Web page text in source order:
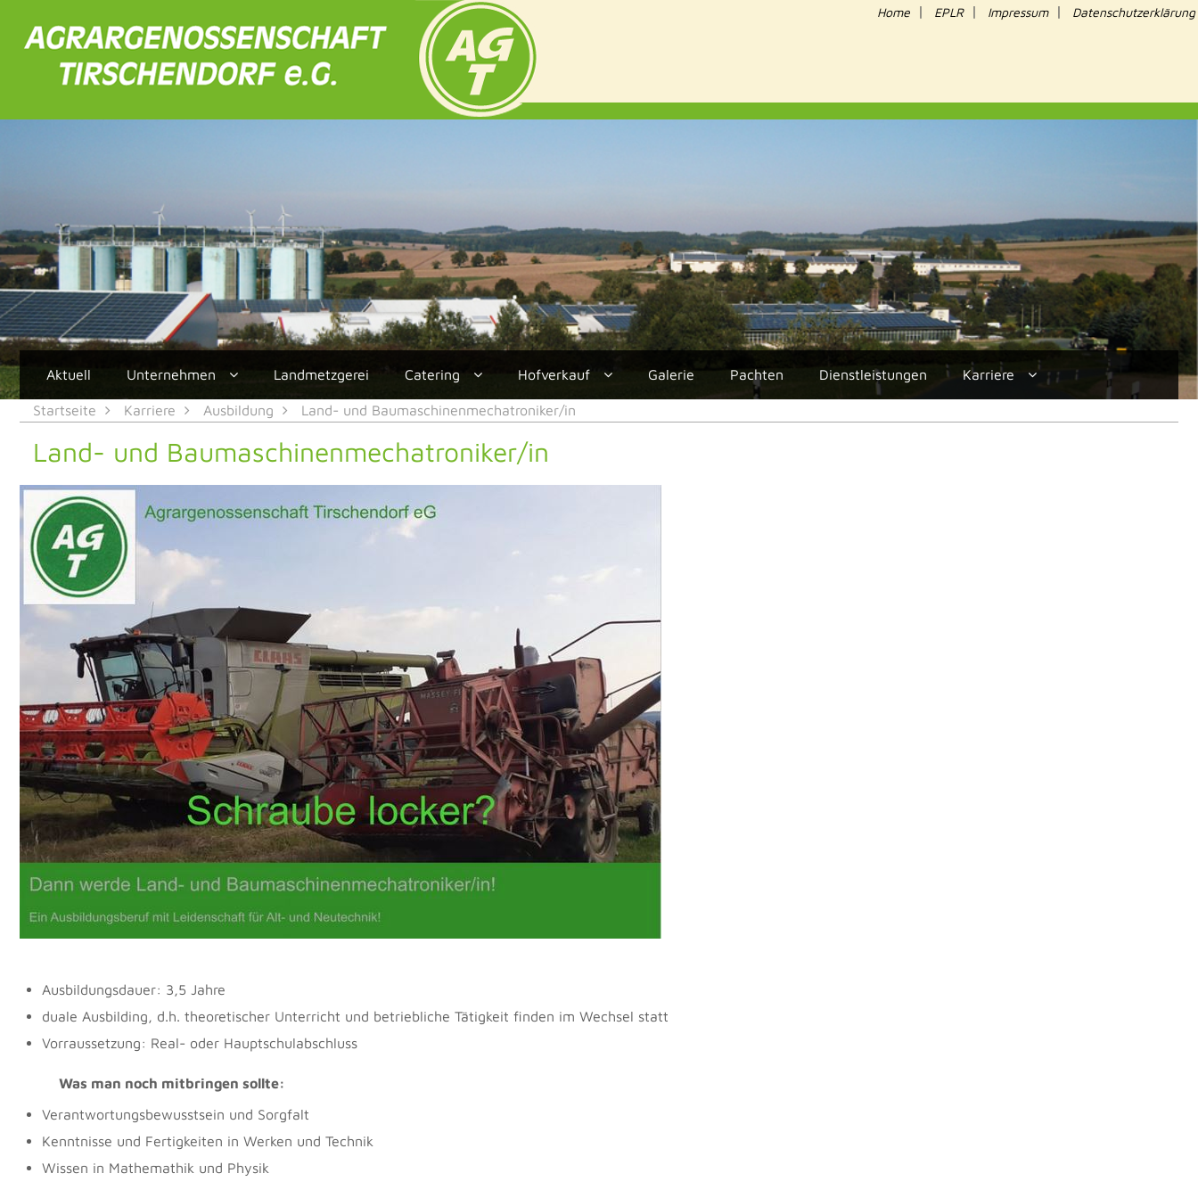
Home | EPLR | Impressum | Datenschutzerklärung
Aktuell Unternehmen Landmetzgerei Catering Hofverkauf Galerie Pachten Dienstleistungen Karriere
Startseite Karriere Ausbildung Land- und Baumaschinenmechatroniker/in
Land- und Baumaschinenmechatroniker/in
Ausbildungsdauer: 3,5 Jahre
duale Ausbilding, d.h. theoretischer Unterricht und betriebliche Tätigkeit finden im Wechsel statt
Vorraussetzung: Real- oder Hauptschulabschluss
Was man noch mitbringen sollte:
Verantwortungsbewusstsein und Sorgfalt
Kenntnisse und Fertigkeiten in Werken und Technik
Wissen in Mathemathik und Physik